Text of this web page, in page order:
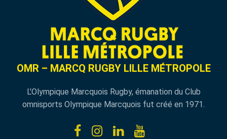
OMR – MARCQ RUGBY LILLE MÉTROPOLE
L’Olympique Marcquois Rugby, émanation du Club
omnisports Olympique Marcquois fut créé en 1971.